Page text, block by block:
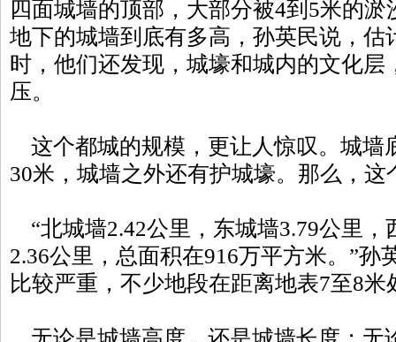
四面城墙的顶部，大部分被4到5米的
地下的城墙到底有多高，孙英民说，估
时，他们还发现，城壕和城内的文化层
压。
这个都城的规模，更让人惊叹。城墙
30米，城墙之外还有护城壕。那么，
“北城墙2.42公里，东城墙3.79公里，
2.36公里，总面积在916万平方米。”孙
比较严重，不少地段在距离地表7至8